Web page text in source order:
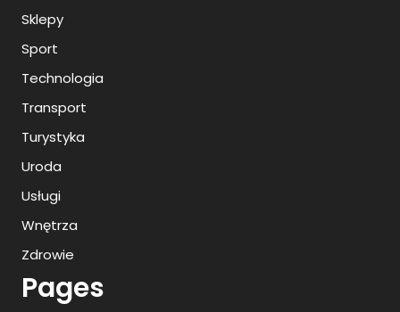
Sklepy
Sport
Technologia
Transport
Turystyka
Uroda
Usługi
Wnętrza
Zdrowie
Pages